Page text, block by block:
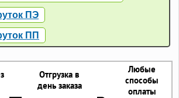
ПЭ
ПП
Отгрузка в
день заказа
Любые
способы
оплаты